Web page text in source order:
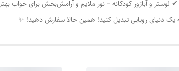
و آباژور کودکانه – نور ملایم و آرامش‌بخش برای خواب
یک دنیای رویایی تبدیل کنید! همین حالا سفارش دهید! ✨